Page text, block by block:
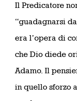
Il Predicatore
“guadagnarsi
era l’opera di
che Dio diede
Adamo. Il
in quello sforzo